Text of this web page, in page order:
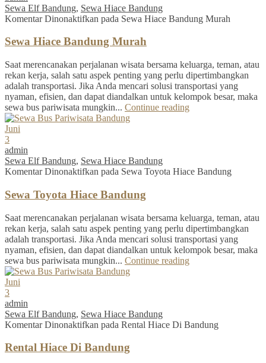
Sewa Elf Bandung, Sewa Hiace Bandung
Komentar Dinonaktifkan pada Sewa Hiace Bandung Murah
Sewa Hiace Bandung Murah
Saat merencanakan perjalanan wisata bersama keluarga, teman, atau
rekan kerja, salah satu aspek penting yang perlu dipertimbangkan
adalah transportasi. Jika Anda mencari solusi transportasi yang
nyaman, efisien, dan dapat diandalkan untuk kelompok besar, maka
sewa bus pariwisata mungkin... Continue reading
Juni
3
admin
Sewa Elf Bandung, Sewa Hiace Bandung
Komentar Dinonaktifkan pada Sewa Toyota Hiace Bandung
Sewa Toyota Hiace Bandung
Saat merencanakan perjalanan wisata bersama keluarga, teman, atau
rekan kerja, salah satu aspek penting yang perlu dipertimbangkan
adalah transportasi. Jika Anda mencari solusi transportasi yang
nyaman, efisien, dan dapat diandalkan untuk kelompok besar, maka
sewa bus pariwisata mungkin... Continue reading
Juni
3
admin
Sewa Elf Bandung, Sewa Hiace Bandung
Komentar Dinonaktifkan pada Rental Hiace Di Bandung
Rental Hiace Di Bandung